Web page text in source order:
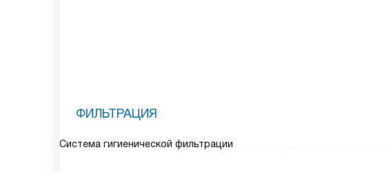
ФИЛЬТРАЦИЯ
Система гигиенической фильтрации